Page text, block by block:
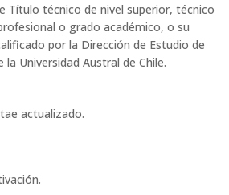
Título técnico de nivel superior, técnico
o grado académico, o su
por la Dirección de Estudio de
la Universidad Austral de Chile.
actualizado.